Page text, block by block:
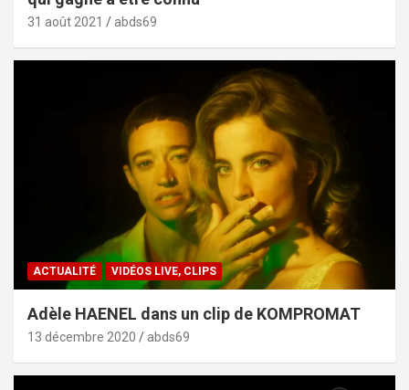
31 août 2021 abds69
ACTUALITÉ VIDÉOS LIVE, CLIPS
Adèle HAENEL dans un clip de KOMPROMAT
13 décembre 2020 abds69